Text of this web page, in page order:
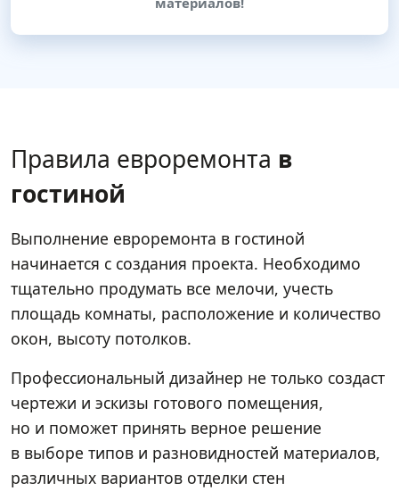
Правила евроремонта в
гостиной
Выполнение евроремонта в гостиной
начинается с создания проекта. Необходимо
тщательно продумать все мелочи, учесть
площадь комнаты, расположение и количество
окон, высоту потолков.
Профессиональный дизайнер не только создаст
чертежи и эскизы готового помещения,
но и поможет принять верное решение
в выборе типов и разновидностей материалов,
различных вариантов отделки стен